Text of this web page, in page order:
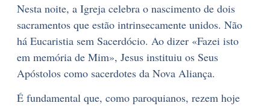
Nesta noite, a Igreja celebra o nascimento de dois
sacramentos que estão intrinsecamente unidos. Não
há Eucaristia sem Sacerdócio. Ao dizer «Fazei isto
em memória de Mim», Jesus instituiu os Seus
Apóstolos como sacerdotes da Nova Aliança.
É fundamental que, como paroquianos, rezem hoje